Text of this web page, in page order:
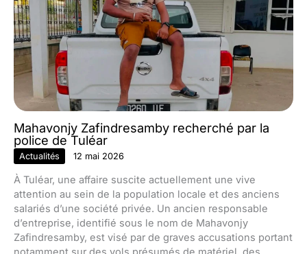
Mahavonjy Zafindresamby recherché par la
police de Tuléar
Actualités 12 mai 2026
À Tuléar, une affaire suscite actuellement une vive
attention au sein de la population locale et des anciens
salariés d’une société privée. Un ancien responsable
d’entreprise, identifié sous le nom de Mahavonjy
Zafindresamby, est visé par de graves accusations portant